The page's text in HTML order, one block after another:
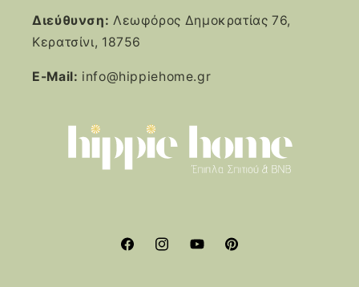
Διεύθυνση: Λεωφόρος Δημοκρατίας 76,
Κερατσίνι, 18756
E-Mail: info@hippiehome.gr
FacebookInstagramYouTubePinterest